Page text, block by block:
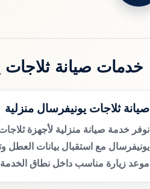
خدمات صيانة
صيانة ثلاجات يونيفرسال منزلية
نوفر خدمة صيانة منزلية لأجهزة
يونيفرسال مع استقبال بيانات العطل
موعد زيارة مناسب داخل نطاق